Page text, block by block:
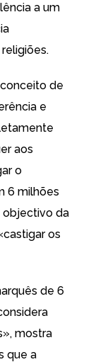
a um
.
de
e
aos
o
6 milhões
objectivo da
os
de 6
mostra
que a